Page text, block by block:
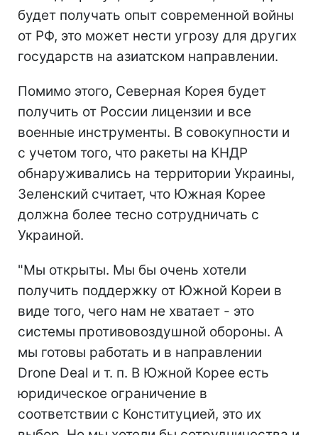
будет получать опыт современной войны
от РФ, это может нести угрозу для других
государств на азиатском направлении.
Помимо этого, Северная Корея будет
получить от России лицензии и все
военные инструменты. В совокупности и
с учетом того, что ракеты на КНДР
обнаруживались на территории Украины,
Зеленский считает, что Южная Корее
должна более тесно сотрудничать с
Украиной.
"Мы открыты. Мы бы очень хотели
получить поддержку от Южной Кореи в
виде того, чего нам не хватает - это
системы противовоздушной обороны. А
мы готовы работать и в направлении
Drone Deal и т. п. В Южной Корее есть
юридическое ограничение в
соответствии с Конституцией, это их